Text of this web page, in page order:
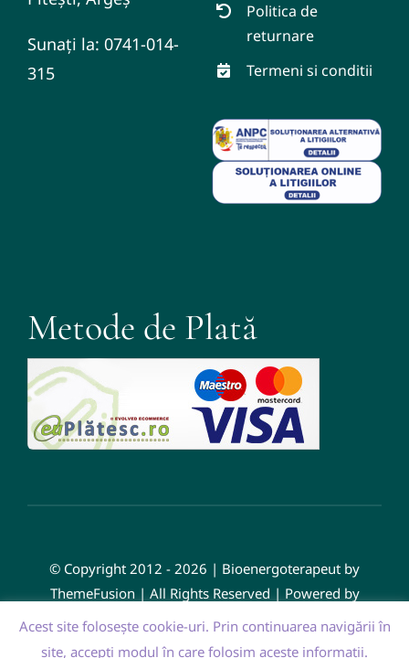
Sunați la: 0741-014-
315
Politica de
returnare
Termeni si conditii
Metode de Plată
© Copyright 2012 - 2026 | Bioenergoterapeut by
ThemeFusion | All Rights Reserved | Powered by
WordPress
Acest site foloseşte cookie-uri. Prin continuarea navigării în
site, accepți modul în care folosim aceste informaţii.